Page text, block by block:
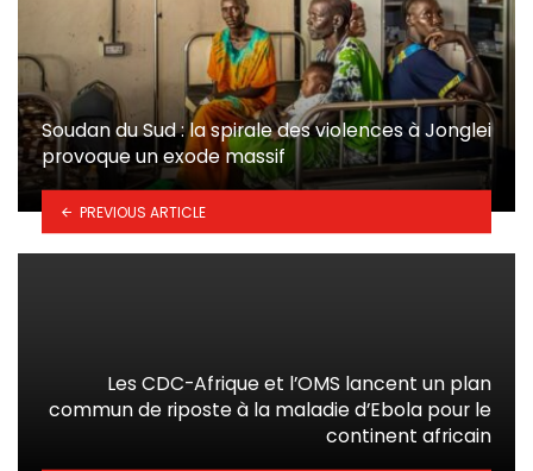
Soudan du Sud : la spirale des violences à Jonglei
provoque un exode massif
PREVIOUS ARTICLE
Les CDC-Afrique et l’OMS lancent un plan
commun de riposte à la maladie d’Ebola pour le
continent africain